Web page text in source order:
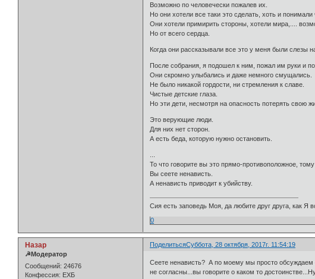
Возможно по человечески пожалев их.
Но они хотели все таки это сделать, хоть и понимали
Они хотели примирить стороны, хотели мира,....
Но от всего сердца.
Когда они рассказывали все это у меня были слезы
После собрания, я подошел к ним, пожал им руки и
Они скромно улыбались и даже немного смущались.
Не было никакой гордости, ни стремления к славе.
Чистые детские глаза.
Но эти дети, несмотря на опасность потерять свою
Это верующие люди.
Для них нет сторон.
А есть беда, которую нужно остановить.
То что говорите вы это прямо-противоположное,
Вы сеете ненависть.
А ненависть приводит к убийству.
Сия есть заповедь Моя, да любите друг друга, как Я
0
ПоделитьсяСуббота, 28 октября, 2017г. 11:54:19
Назар
☭Модератор
Сообщений: 24676
Конфессия: ЕХБ
Сеете ненависть? А по моему мы просто
не согласны...вы говорите о каком то